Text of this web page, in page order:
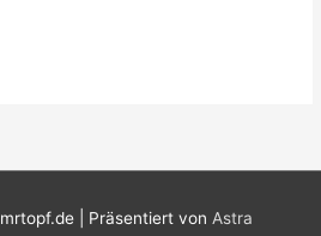
mrtopf.de| Präsentiert von Astra